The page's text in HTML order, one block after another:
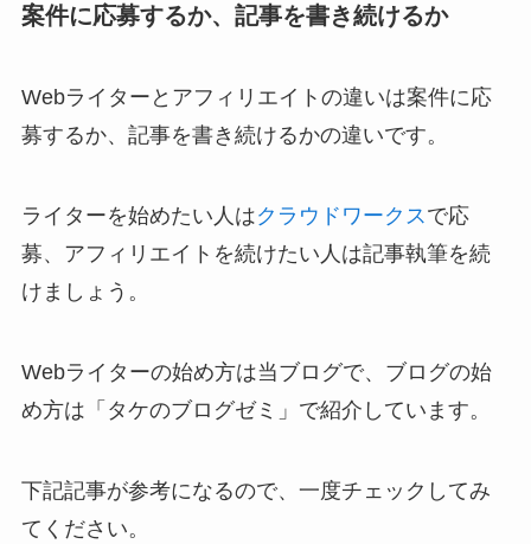
案件に応募するか、記事を書き続けるか
Webライターとアフィリエイトの違いは案件に応
募するか、記事を書き続けるかの違いです。
ライターを始めたい人はクラウドワークスで応
募、アフィリエイトを続けたい人は記事執筆を続
けましょう。
Webライターの始め方は当ブログで、ブログの始
め方は「タケのブログゼミ」で紹介しています。
下記記事が参考になるので、一度チェックしてみ
てください。